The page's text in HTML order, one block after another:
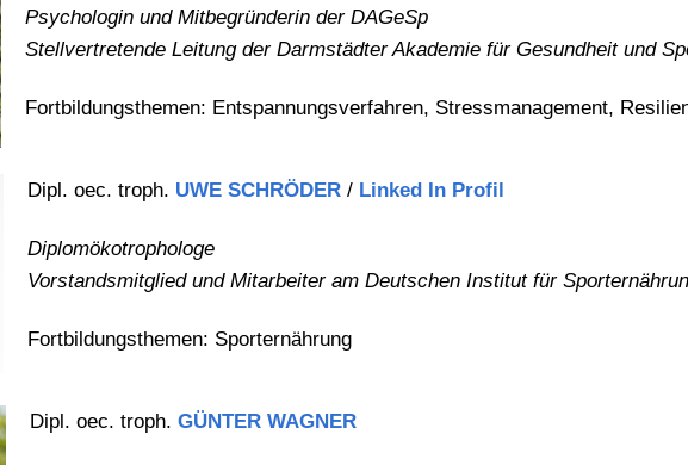
Psychologin und Mitbegründerin der DAGeSp
Stellvertretende Leitung der Darmstädter Akademie für Gesundheit und
Fortbildungsthemen: Entspannungsverfahren, Stressmanagement,
Dipl. oec. troph. UWE SCHRÖDER/ Linked In Profil
Diplomökotrophologe
Vorstandsmitglied und Mitarbeiter am Deutschen Institut für
Fortbildungsthemen: Sporternährung
Dipl. oec. troph. GÜNTER WAGNER